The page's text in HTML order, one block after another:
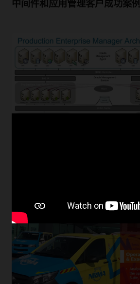
中间件和应用管理客户成功案例
观看戴尔案例 (22:34)